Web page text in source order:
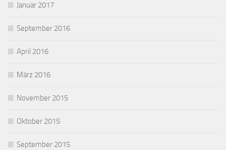
Januar 2017
September 2016
April 2016
März 2016
November 2015
Oktober 2015
September 2015